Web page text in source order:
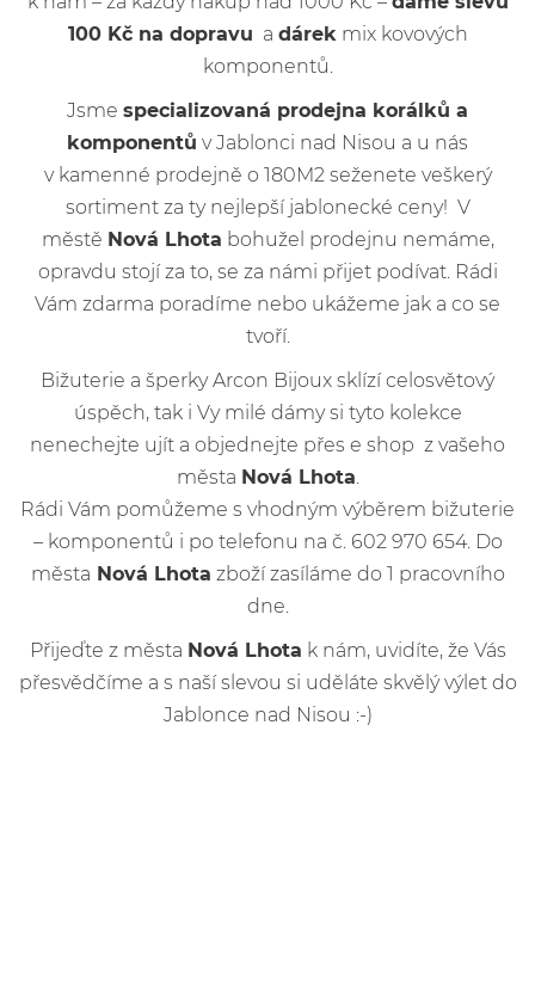
100 Kč na dopravu a dárek mix kovových
komponentů.
Jsme specializovaná prodejna korálků a
komponentů v Jablonci nad Nisou a u nás
v kamenné prodejně o 180M2 seženete veškerý
sortiment za ty nejlepší jablonecké ceny! V
městě Nová Lhota bohužel prodejnu nemáme,
opravdu stojí za to, se za námi přijet podívat. Rádi
Vám zdarma poradíme nebo ukážeme jak a co se
tvoří.
Bižuterie a šperky Arcon Bijoux sklízí celosvětový
úspěch, tak i Vy milé dámy si tyto kolekce
nenechejte ujít a objednejte přes e shop z vašeho
města Nová Lhota
Rádi Vám pomůžeme s vhodným výběrem bižuterie
– komponentů i po telefonu na č. 602 970 654. Do
města Nová Lhota zboží zasíláme do 1 pracovního
dne.
Přijeďte z města Nová Lhota k nám, uvidíte, že Vás
přesvědčíme a s naší slevou si uděláte skvělý výlet do
Jablonce nad Nisou :-)